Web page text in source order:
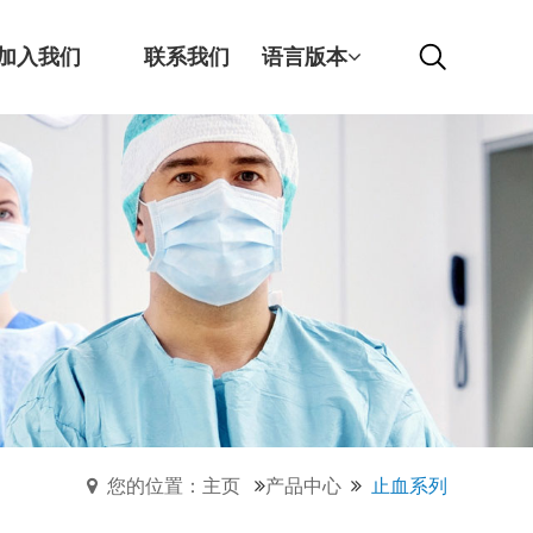
入我们 联系我们 语言版本
您的位置：主页 产品中心 止血系列